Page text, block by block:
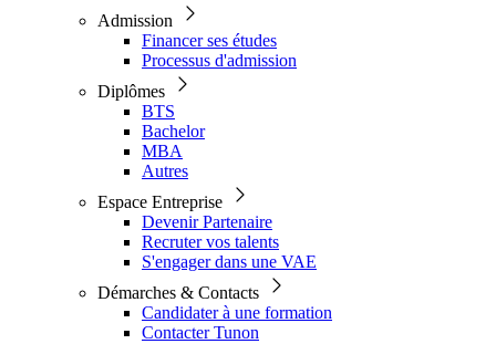
Admission
Financer ses études
Processus d'admission
Diplômes
BTS
Bachelor
MBA
Autres
Espace Entreprise
Devenir Partenaire
Recruter vos talents
S'engager dans une VAE
Démarches & Contacts
Candidater à une formation
Contacter Tunon